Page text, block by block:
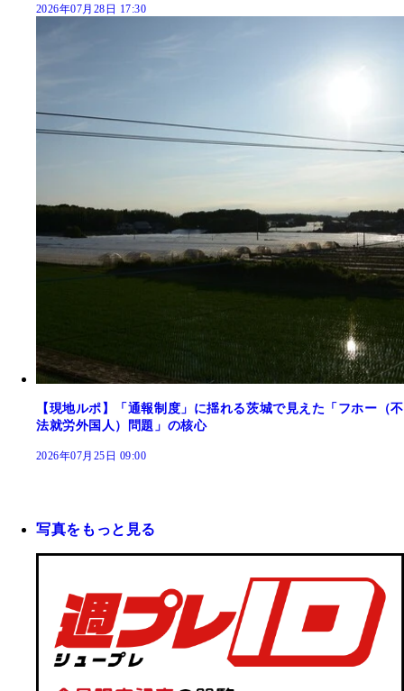
2026年07月28日 17:30
【現地ルポ】「通報制度」に揺れる茨城で見えた「フホー（不
法就労外国人）問題」の核心
2026年07月25日 09:00
写真をもっと見る